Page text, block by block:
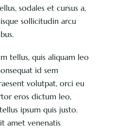
sodales et cursus a,
sollicitudin arcu
tellus, quis aliquam leo
id sem
volutpat, orci eu
eros dictum leo,
ipsum quis justo.
amet venenatis